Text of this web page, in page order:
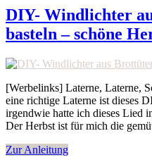
DIY- Windlichter
basteln – schöne
[Werbelinks] Laterne, Laterne,
eine richtige Laterne ist dieses
irgendwie hatte ich dieses Lied
Der Herbst ist für mich die
Zur Anleitung